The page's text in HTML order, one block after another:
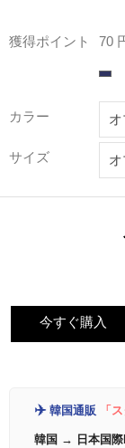
獲得ポイント 70
カラー
サイズ
今すぐ購入
✈️ 韓国通販 「
韓国 → 日本国際